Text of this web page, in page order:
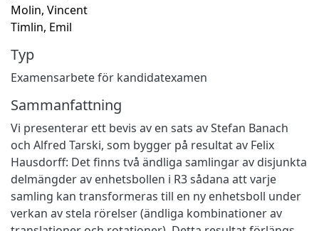
Molin, Vincent
Timlin, Emil
Typ
Examensarbete för kandidatexamen
Sammanfattning
Vi presenterar ett bevis av en sats av Stefan Banach
och Alfred Tarski, som bygger på resultat av Felix
Hausdorff: Det finns två ändliga samlingar av disjunkta
delmängder av enhetsbollen i R3 sådana att varje
samling kan transformeras till en ny enhetsboll under
verkan av stela rörelser (ändliga kombinationer av